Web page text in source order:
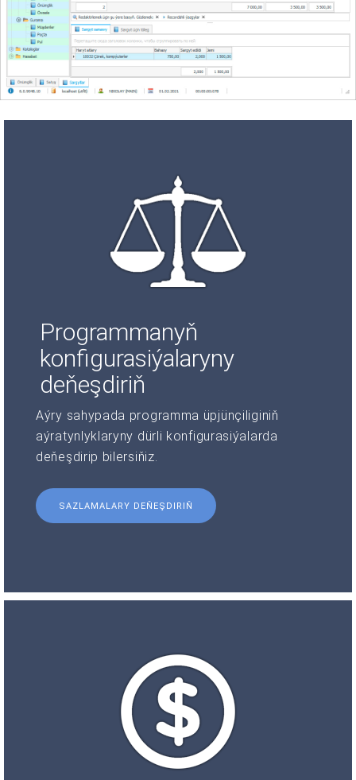
Programmanyň
konfigurasiýalaryny
deňeşdiriň
Aýry sahypada programma üpjünçiliginiň
aýratynlyklaryny dürli konfigurasiýalarda
deňeşdirip bilersiňiz.
SAZLAMALARY DEŇEŞDIRIŇ